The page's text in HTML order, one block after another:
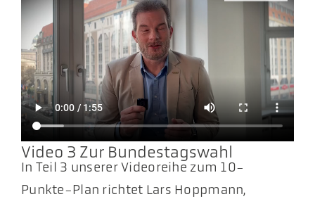
Video 3 Zur Bundestagswahl
In Teil 3 unserer Videoreihe zum 10-
Punkte-Plan richtet Lars Hoppmann,